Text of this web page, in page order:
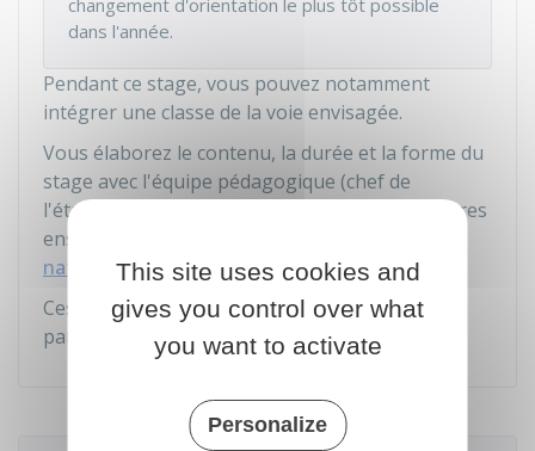
changement d'orientation le plus tôt possible
dans l'année.
Pendant ce stage, vous pouvez notamment
intégrer une classe de la voie envisagée.
Vous élaborez le contenu, la durée et la forme du
stage avec l'équipe pédagogique (chef de
l'établissement, professeur principal et les autres
enseignants) et le
nationale.
Ces informations sont communiquées à vos
parents.
This site uses cookies and
gives you control over what
you want to activate
Personalize